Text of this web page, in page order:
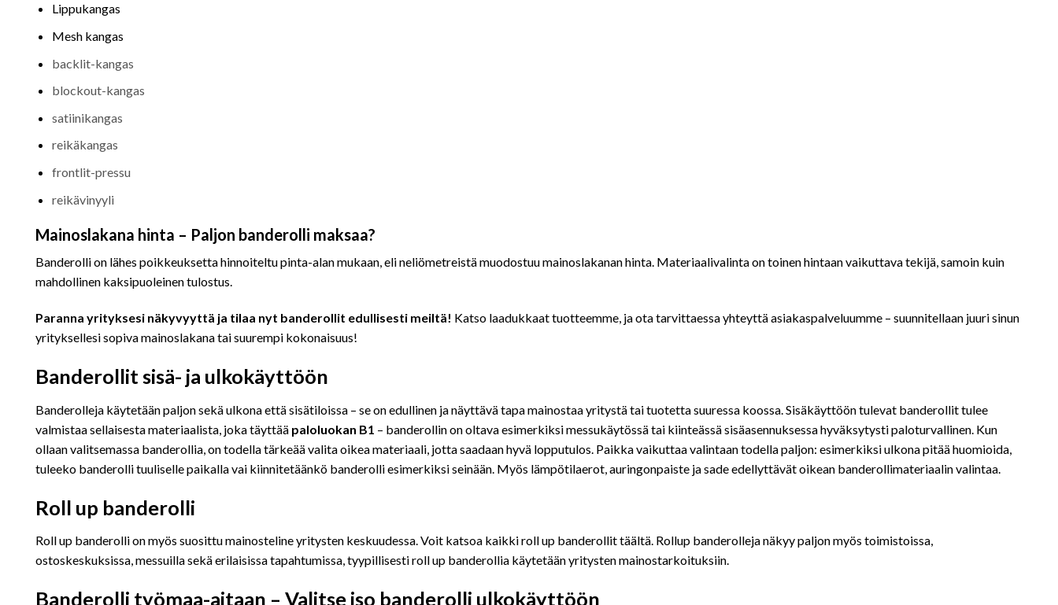
Lippukangas
Mesh kangas
backlit-kangas
blockout-kangas
satiinikangas
reikäkangas
frontlit-pressu
reikävinyyli
Mainoslakana hinta – Paljon banderolli maksaa?
Banderolli on lähes poikkeuksetta hinnoiteltu pinta-alan mukaan, eli neliömetreistä muodostuu mainoslakanan hinta. Materiaalivalinta on toinen hintaan vaikuttava tekijä, samoin kuin
mahdollinen kaksipuoleinen tulostus.
Paranna yrityksesi näkyvyyttä ja tilaa nyt banderollit edullisesti meiltä! Katso laadukkaat tuotteemme, ja ota tarvittaessa yhteyttä asiakaspalveluumme – suunnitellaan juuri sinun
yrityksellesi sopiva mainoslakana tai suurempi kokonaisuus!
Banderollit sisä- ja ulkokäyttöön
Banderolleja käytetään paljon sekä ulkona että sisätiloissa – se on edullinen ja näyttävä tapa mainostaa yritystä tai tuotetta suuressa koossa. Sisäkäyttöön tulevat banderollit tulee
valmistaa sellaisesta materiaalista, joka täyttää paloluokan B1 – banderollin on oltava esimerkiksi messukäytössä tai kiinteässä sisäasennuksessa hyväksytysti paloturvallinen. Kun
ollaan valitsemassa banderollia, on todella tärkeää valita oikea materiaali, jotta saadaan hyvä lopputulos. Paikka vaikuttaa valintaan todella paljon: esimerkiksi ulkona pitää huomioida,
tuleeko banderolli tuuliselle paikalla vai kiinnitetäänkö banderolli esimerkiksi seinään. Myös lämpötilaerot, auringonpaiste ja sade edellyttävät oikean banderollimateriaalin valintaa.
Roll up banderolli
Roll up banderolli on myös suosittu mainosteline yritysten keskuudessa. Voit katsoa kaikki roll up banderollit täältä. Rollup banderolleja näkyy paljon myös toimistoissa,
ostoskeskuksissa, messuilla sekä erilaisissa tapahtumissa, tyypillisesti roll up banderollia käytetään yritysten mainostarkoituksiin.
Banderolli työmaa-aitaan – Valitse iso banderolli ulkokäyttöön